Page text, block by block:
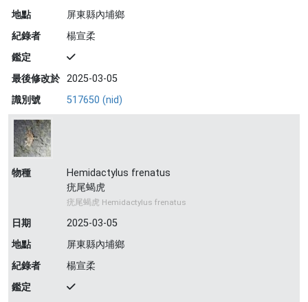
地點
屏東縣內埔鄉
紀錄者
楊宣柔
鑑定
最後修改於 2025-03-05
識別號
517650 (nid)
物種
Hemidactylus frenatus
疣尾蝎虎
疣尾蝎虎 Hemidactylus frenatus
日期
2025-03-05
地點
屏東縣內埔鄉
紀錄者
楊宣柔
鑑定